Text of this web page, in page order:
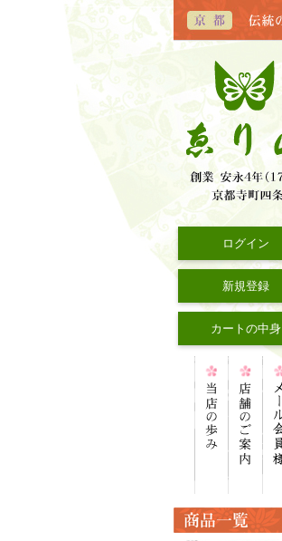
ログイン
新規登録
カートの中身